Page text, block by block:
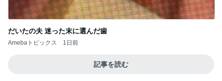
だいたの夫 迷った末に選んだ歯
Amebaトピックス 1日前
記事を読む